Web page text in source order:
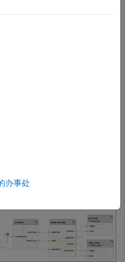
行人在有交通信号灯的十字
办事处